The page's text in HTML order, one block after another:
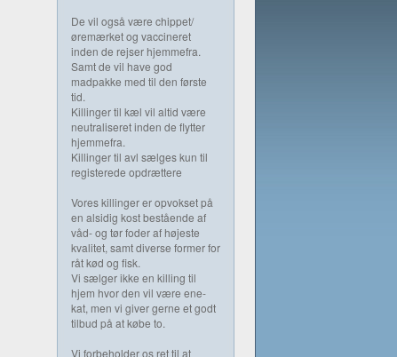
De vil også være chippet/
øremærket og vaccineret
inden de rejser hjemmefra.
Samt de vil have god
madpakke med til den første
tid.
Killinger til kæl vil altid være
neutraliseret inden de flytter
hjemmefra.
Killinger til avl sælges kun til
registerede opdrættere
Vores killinger er opvokset på
en alsidig kost bestående af
våd- og tør foder af højeste
kvalitet, samt diverse former for
råt kød og fisk.
Vi sælger ikke en killing til
hjem hvor den vil være ene-
kat, men vi giver gerne et godt
tilbud på at købe to.
Vi forbeholder os ret til at